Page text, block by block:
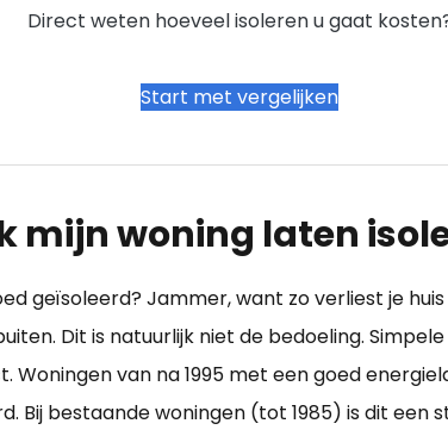
Direct weten hoeveel isoleren u gaat
Start met vergelijken
mijn woning laten
geïsoleerd? Jammer, want zo verliest je
Dit is natuurlijk niet de bedoeling.
Woningen van na 1995 met een goed
Bij bestaande woningen (tot 1985) is dit een